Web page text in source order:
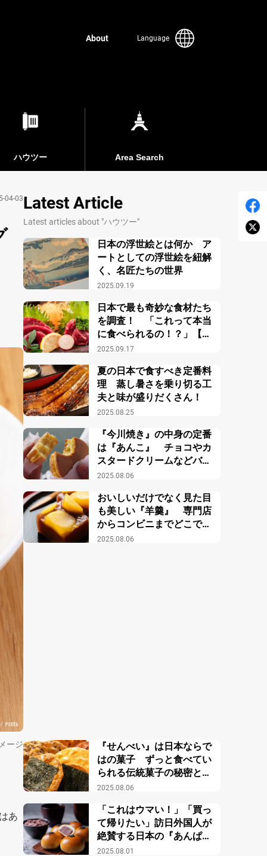
About Language
ハウツー Area Search
04-03
ージ
あ
Latest Article
Latest articles about "ハウツー"
2025.09.19
日本の浮世絵とは何か ア
ートとしての浮世絵を紐解
く、名匠たちの世界
2025.09.17
日本で最も奇妙な食材たち
を調査！ 「これって本当
に食べられるの！？」【９
選】
2025.08.25
夏の日本で食すべき定番料
理 蒸し暑さを乗り切る工
夫と味が盛りだくさん！
2025.08.06
『今川焼き』の中身の定番
は『あんこ』 チョコやカ
スタードクリームなどバリ
エーションも豊か
2025.08.06
おいしいだけでなく見た目
も美しい『羊羹』 専門店
からコンビニまでどこでも
買える日本の万能スイーツ
2025.08.06
『せんべい』は日本ならで
はの菓子 ずっと食べてい
られる伝統菓子の秘密と
は？
2025.08.01
「これはウマい！」「買っ
て帰りたい」訪日外国人が
絶賛する日本の『あんぱ
ん』とは？